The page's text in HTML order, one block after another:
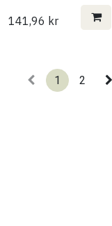
141,96 kr
1 2